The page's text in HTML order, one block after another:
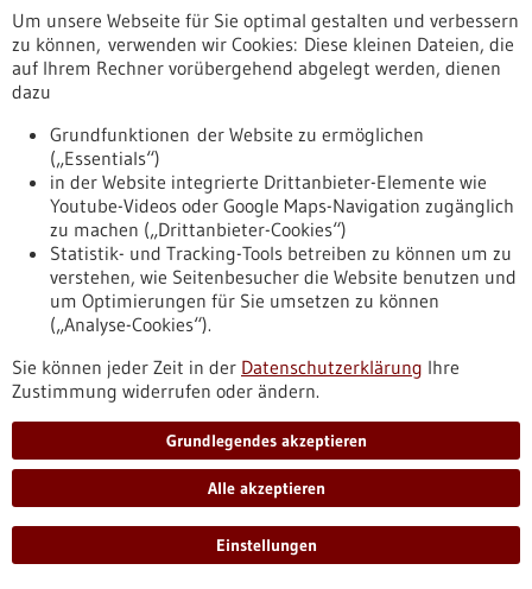
Tumorumgebung fördert Überleben und
Wachstum von Krebszellen
Tumoren sind kein komfortabler Lebensraum:
Sauerstoffmangel, Nährstoffknappheit und die Anreicherung
teils schädlicher Stoffwechselprodukte setzen Krebszellen
ständig unter Stress. Ein Forschungsteam vom DKFZ und
vom IMP in Wien hat entdeckt, dass vor allem der saure pH-
Wert im Tumorgewebe entscheidend dafür ist, wie
Bauchspeicheldrüsenkrebszellen ihren Energiestoffwechsel
anpassen, um unter diesen widrigen Bedingungen zu
überleben.
https://www.gesundheitsindustrie-
bw.de/fachbeitrag/pm/wenn-der-tumor-sauer-wird-saure-
tumorumgebung-foerdert-ueberleben-und-wachstum-von-
krebszellen
Pressemitteilung - 10.10.2025
Forschungsteam um Prof. Cırak entdeckt
neue und seltene neurologische Erkrankung
Neue Erkenntnisse zu seltenen Erkrankungen: Ein
Um unsere Webseite für Sie optimal gestalten und verbessern
zu können, verwenden wir Cookies: Diese kleinen Dateien, die
auf Ihrem Rechner vorübergehend abgelegt werden, dienen
dazu
Grundfunktionen der Website zu ermöglichen
(„Essentials“)
in der Website integrierte Drittanbieter-Elemente wie
Youtube-Videos oder Google Maps-Navigation zugänglich
zu machen („Drittanbieter-Cookies“)
Statistik- und Tracking-Tools betreiben zu können um zu
verstehen, wie Seitenbesucher die Website benutzen und
um Optimierungen für Sie umsetzen zu können
(„Analyse-Cookies“).
Sie können jeder Zeit in der Datenschutzerklärung Ihre
Zustimmung widerrufen oder ändern.
Grundlegendes akzeptieren
Alle akzeptieren
Einstellungen